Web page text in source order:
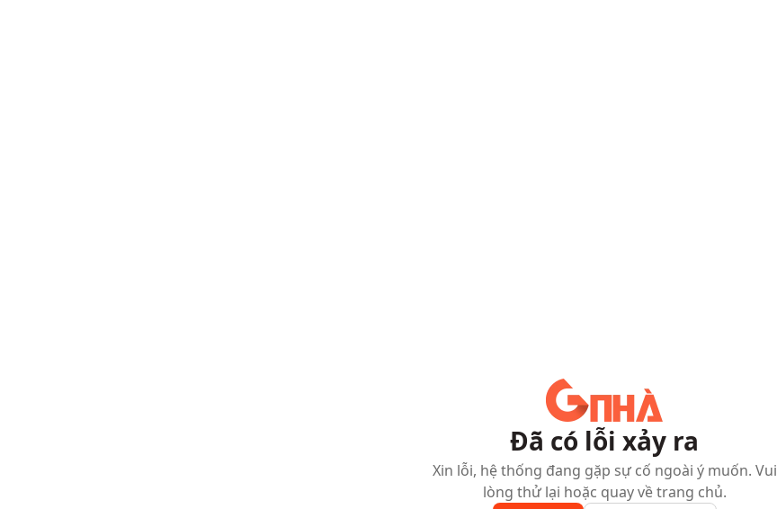
Đã có lỗi xảy ra
Xin lỗi, hệ thống đang gặp sự cố ngoài ý muốn. Vui
lòng thử lại hoặc quay về trang chủ.